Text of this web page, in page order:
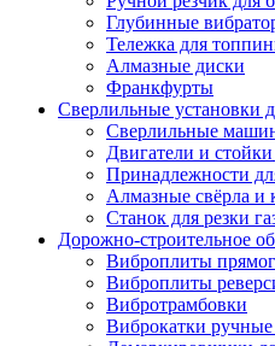
Глубинные
Тележка для
Алмазные диски
Франкфурты
Сверлильные установки
Сверлильные
Двигатели и
Принадлежности
Алмазные свёрла и
Станок для резки
Дорожно-строительное
Виброплиты
Виброплиты
Вибротрамбовки
Виброкатки ручные